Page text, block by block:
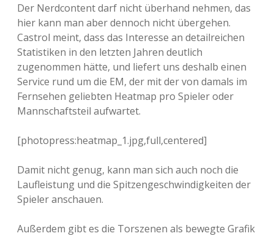
Der Nerdcontent darf nicht überhand nehmen, das
hier kann man aber dennoch nicht übergehen.
Castrol meint, dass das Interesse an detailreichen
Statistiken in den letzten Jahren deutlich
zugenommen hätte, und liefert uns deshalb einen
Service rund um die EM, der mit der von damals im
Fernsehen geliebten Heatmap pro Spieler oder
Mannschaftsteil aufwartet.
[photopress:heatmap_1.jpg,full,centered]
Damit nicht genug, kann man sich auch noch die
Laufleistung und die Spitzengeschwindigkeiten der
Spieler anschauen.
Außerdem gibt es die Torszenen als bewegte Grafik